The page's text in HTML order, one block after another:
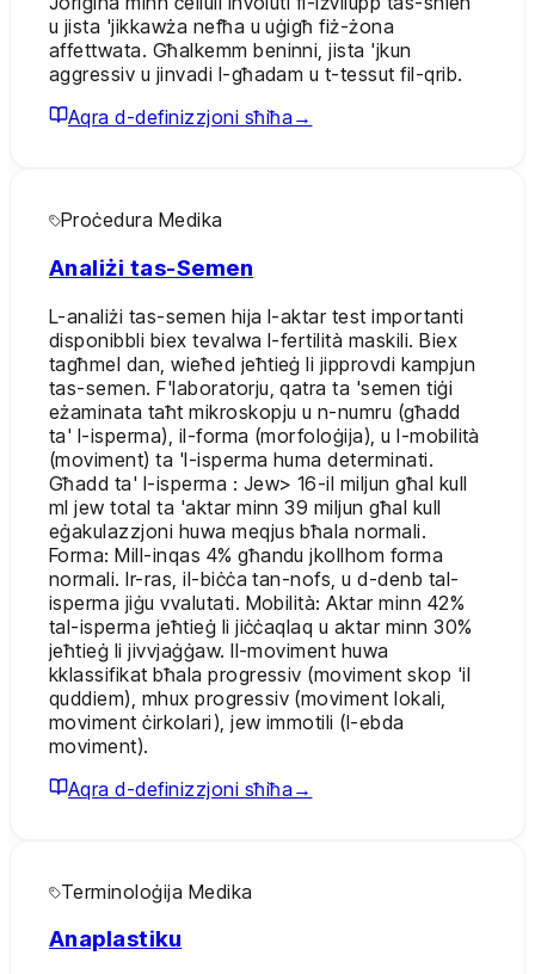
u jista 'jikkawża nefħa u uġigħ fiż-żona
affettwata. Għalkemm beninni, jista 'jkun
aggressiv u jinvadi l-għadam u t-tessut fil-qrib.
Aqra d-definizzjoni sħiħa →
Proċedura Medika
Analiżi tas-Semen
L-analiżi tas-semen hija l-aktar test importanti
disponibbli biex tevalwa l-fertilità maskili. Biex
tagħmel dan, wieħed jeħtieġ li jipprovdi kampjun
tas-semen. F'laboratorju, qatra ta 'semen tiġi
eżaminata taħt mikroskopju u n-numru (għadd
ta' l-isperma), il-forma (morfoloġija), u l-mobilità
(moviment) ta 'l-isperma huma determinati.
Għadd ta' l-isperma : Jew> 16-il miljun għal kull
ml jew total ta 'aktar minn 39 miljun għal kull
eġakulazzjoni huwa meqjus bħala normali.
Forma: Mill-inqas 4% għandu jkollhom forma
normali. Ir-ras, il-biċċa tan-nofs, u d-denb tal-
isperma jiġu vvalutati. Mobilità: Aktar minn 42%
tal-isperma jeħtieġ li jiċċaqlaq u aktar minn 30%
jeħtieġ li jivvjaġġaw. Il-moviment huwa
kklassifikat bħala progressiv (moviment skop 'il
quddiem), mhux progressiv (moviment lokali,
moviment ċirkolari), jew immotili (l-ebda
moviment).
Aqra d-definizzjoni sħiħa →
Terminoloġija Medika
Anaplastiku